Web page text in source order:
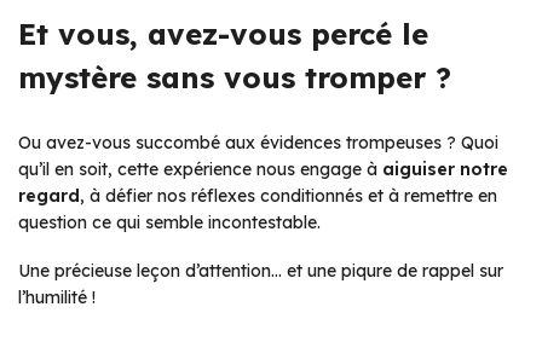
Et vous, avez-vous percé le
mystère sans vous tromper ?
Ou avez-vous succombé aux évidences trompeuses ? Quoi
qu’il en soit, cette expérience nous engage à aiguiser notre
regard, à défier nos réflexes conditionnés et à remettre en
question ce qui semble incontestable.
Une précieuse leçon d’attention… et une piqure de rappel sur
l’humilité !